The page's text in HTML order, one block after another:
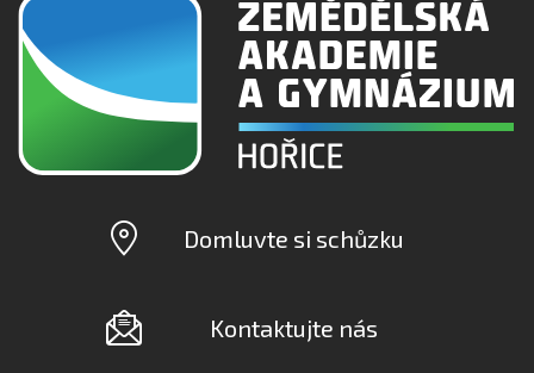
Domluvte si schůzku
Kontaktujte nás